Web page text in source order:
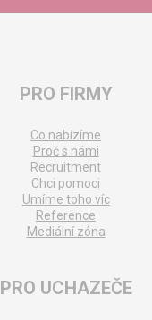
PRO FIRMY
Co nabízíme
Proč s námi
Recruitment
Chci pomoci
Umíme toho víc
Reference
Mediální zóna
PRO UCHAZEČE